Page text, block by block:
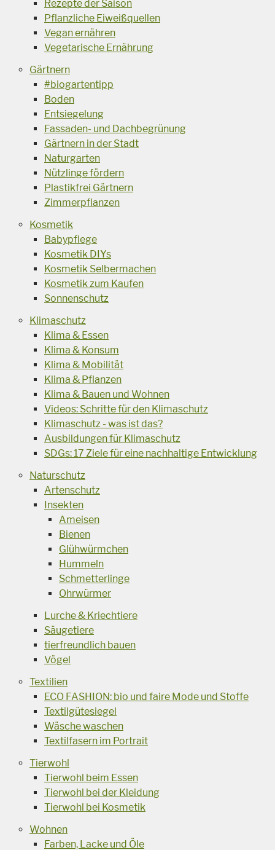
Rezepte der Saison
Pflanzliche Eiweißquellen
Vegan ernähren
Vegetarische Ernährung
Gärtnern
#biogartentipp
Boden
Entsiegelung
Fassaden- und Dachbegrünung
Gärtnern in der Stadt
Naturgarten
Nützlinge fördern
Plastikfrei Gärtnern
Zimmerpflanzen
Kosmetik
Babypflege
Kosmetik DIYs
Kosmetik Selbermachen
Kosmetik zum Kaufen
Sonnenschutz
Klimaschutz
Klima & Essen
Klima & Konsum
Klima & Mobilität
Klima & Pflanzen
Klima & Bauen und Wohnen
Videos: Schritte für den Klimaschutz
Klimaschutz - was ist das?
Ausbildungen für Klimaschutz
SDGs: 17 Ziele für eine nachhaltige Entwicklung
Naturschutz
Artenschutz
Insekten
Ameisen
Bienen
Glühwürmchen
Hummeln
Schmetterlinge
Ohrwürmer
Lurche & Kriechtiere
Säugetiere
tierfreundlich bauen
Vögel
Textilien
ECO FASHION: bio und faire Mode und Stoffe
Textilgütesiegel
Wäsche waschen
Textilfasern im Portrait
Tierwohl
Tierwohl beim Essen
Tierwohl bei der Kleidung
Tierwohl bei Kosmetik
Wohnen
Farben, Lacke und Öle